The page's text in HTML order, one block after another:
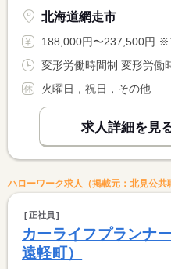
北海道網走市
188,000円〜237,500円 ※フルタイム求人の場合は月額
火曜日，祝日，その他
求人詳細を見
ハローワーク求人（掲載元：北見公共
正社員
カーライフプランナ
遠軽町）